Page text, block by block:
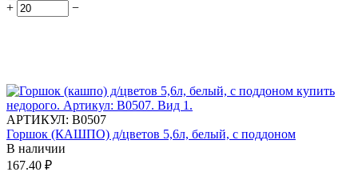
+ −
АРТИКУЛ: В0507
Горшок (КАШПО) д/цветов 5,6л, белый, с поддоном
В наличии
167.40 ₽